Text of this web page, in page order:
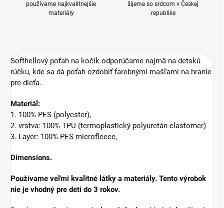
používame najkvalitnejšie
materiály
šijeme so srdcom v Českej
republike
Softhellový poťah na kočík odporúčame najmä na detskú
rúčku, kde sa dá poťah ozdobiť farebnými mašľami na hranie
pre dieťa.
Materiál:
1. 100% PES (polyester),
2. vrstva: 100% TPU (termoplastický polyuretán-elastomer)
3. Layer: 100% PES microfleece,
Dimensions.
Používame veľmi kvalitné látky a materiály. Tento výrobok
nie je vhodný pre deti do 3 rokov.